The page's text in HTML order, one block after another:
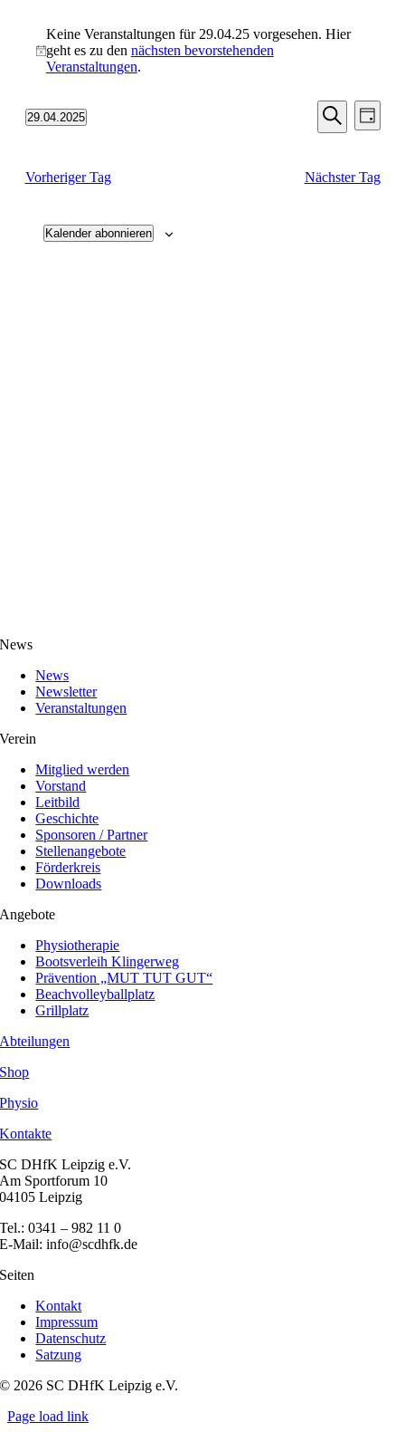
für
29.04.25
Hinweis
Keine Veranstaltungen für 29.04.25 vorgesehen. Hier
geht es zu den nächsten bevorstehenden
Veranstaltungen.
Suche
Suche
Tag
29.04.2025
Vorheriger Tag
Nächster Tag
Kalender abonnieren
News
News
Newsletter
Veranstaltungen
Verein
Mitglied werden
Vorstand
Leitbild
Geschichte
Sponsoren / Partner
Stellenangebote
Förderkreis
Downloads
Angebote
Physiotherapie
Bootsverleih Klingerweg
Prävention „MUT TUT GUT“
Beachvolleyballplatz
Grillplatz
Abteilungen
Shop
Physio
Kontakte
SC DHfK Leipzig e.V.
Am Sportforum 10
04105 Leipzig
Tel.: 0341 – 982 11 0
E-Mail: info@scdhfk.de
Seiten
Kontakt
Impressum
Datenschutz
Satzung
© 2026 SC DHfK Leipzig e.V.
Page load link